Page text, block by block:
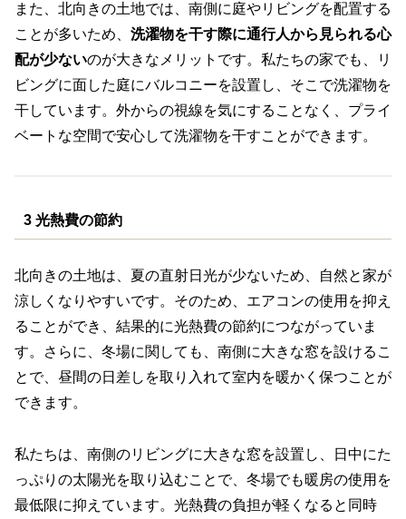
また、北向きの土地では、南側に庭やリビングを配置する
ことが多いため、 洗濯物を干す際に通行人から見られる心
配が少ないのが大きなメリットです。私たちの家でも、リ
ビングに面した庭にバルコニーを設置し、そこで洗濯物を
干しています。外からの視線を気にすることなく、プライ
ベートな空間で安心して洗濯物を干すことができます。
3 光熱費の節約
北向きの土地は、夏の直射日光が少ないため、自然と家が
涼しくなりやすいです。そのため、エアコンの使用を抑え
ることができ、結果的に光熱費の節約につながっていま
す。さらに、冬場に関しても、南側に大きな窓を設けるこ
とで、昼間の日差しを取り入れて室内を暖かく保つことが
できます。
私たちは、南側のリビングに大きな窓を設置し、日中にた
っぷりの太陽光を取り込むことで、冬場でも暖房の使用を
最低限に抑えています。光熱費の負担が軽くなると同時